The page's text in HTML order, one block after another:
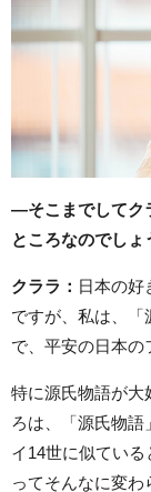
―そこまでしてク
ところなのでしょ
クララ： 日本の
ですが、私は、「
で、平安の日本の
特に源氏物語が大
ろは、「源氏物
イ14世に似てい
ってそんなに変